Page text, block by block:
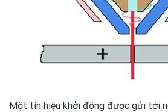
Một tín hiệu khởi động được gửi tới